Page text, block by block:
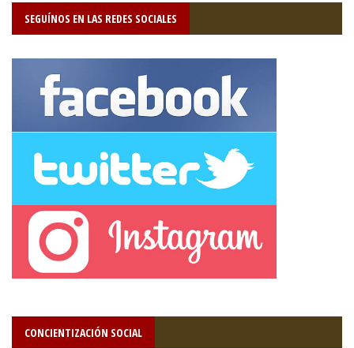
SEGUÍNOS EN LAS REDES SOCIALES
CONCIENTIZACIÓN SOCIAL